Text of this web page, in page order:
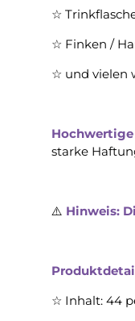
☆
☆ Finken /
☆ und vielen
starke
⚠️ Hinweis:
☆ Inhalt: 44